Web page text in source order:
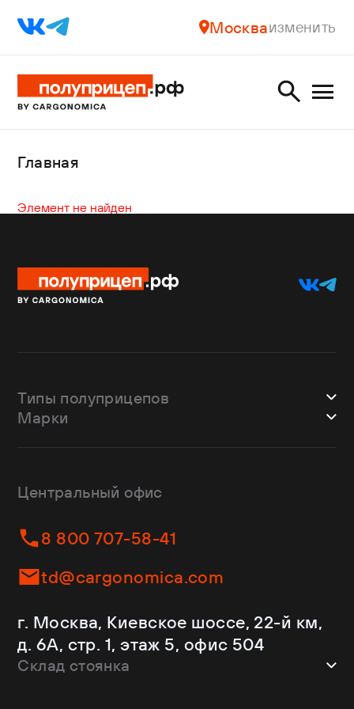
Москваизменить
Главная
Элемент не найден
Типы полуприцепов
Шторные
Изотермы
Контейнеровозы
Самосвалы
Ломовозы
С кониками
Рефрижераторы
Марки
Dongfeng
Helfimmer
JAC
Kassbohrer
Krone
Mercedes-Benz
Schmitz Cargobull
Shacman
Центральный офис
8 800 707-58-41
td@cargonomica.com
г. Москва, Киевское шоссе, 22-й км,
д. 6А, стр. 1, этаж 5, офис 504
Склад стоянка